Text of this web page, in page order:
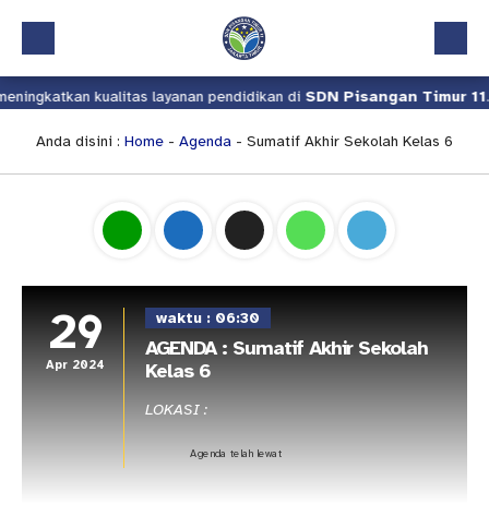
Beranda
Profil
Kalender Akademik
Pindah Sekolah
kualitas layanan pendidikan diSDN Pisangan Timur 11.
Anda disini : Home - Agenda - Sumatif Akhir Sekolah Kelas 6
29
Apr 2024
waktu : 06:30
AGENDA : Sumatif Akhir Sekolah
Kelas 6
LOKASI :
Agenda telah lewat